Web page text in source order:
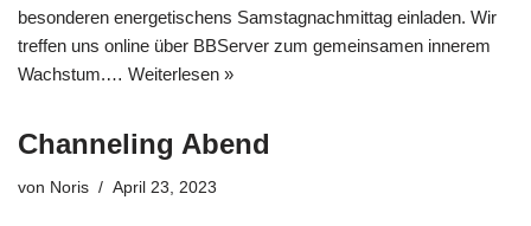
besonderen energetischens Samstagnachmittag einladen. Wir
treffen uns online über BBServer zum gemeinsamen innerem
Wachstum.… Weiterlesen »
Channeling Abend
von Noris April 23, 2023